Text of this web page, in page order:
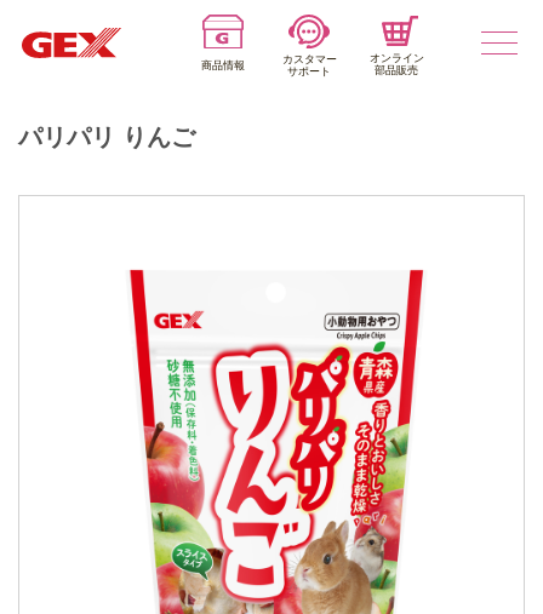
商品情報
カスタマー
サポート
オンライン
部品販売
パリパリ りんご